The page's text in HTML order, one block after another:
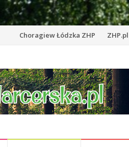
Przejdź
treści
Choragiew Łódzka ZHP ZHP.pl